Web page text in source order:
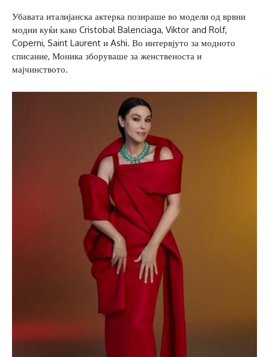
Убавата италијанска актерка позираше во модели од врвни
модни куќи како Cristobal Balenciaga, Viktor and Rolf,
Coperni, Saint Laurent и Ashi. Во интервјуто за модното
списание, Моника зборуваше за женственоста и
мајчинството.